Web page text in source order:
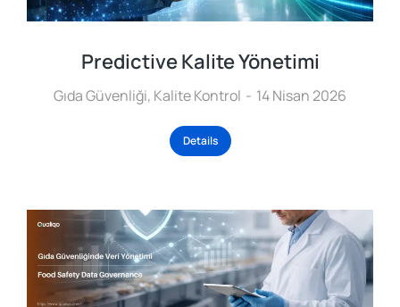
Predictive Kalite Yönetimi
Gıda Güvenliği, Kalite Kontrol 14 Nisan 2026
Details